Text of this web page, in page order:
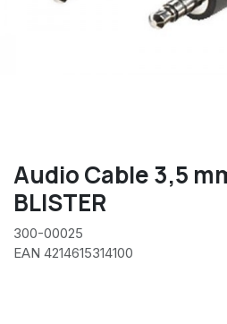
Audio Cable 3,5
BLISTER
300-00025
EAN 4214615314100